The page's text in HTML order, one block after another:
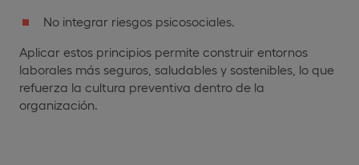
No integrar riesgos psicosociales.
Aplicar estos principios permite construir entornos
laborales más seguros, saludables y sostenibles, lo que
refuerza la cultura preventiva dentro de la
organización.